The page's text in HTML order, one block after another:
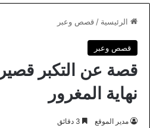
الرئيسية / قصص وعبر
قصص وعبر
قصة عن التكبر
نهاية المغرور
مدير الموقع